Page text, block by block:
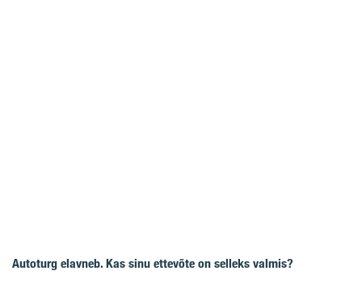
Autoturg elavneb. Kas sinu ettevõte on selleks valmis?